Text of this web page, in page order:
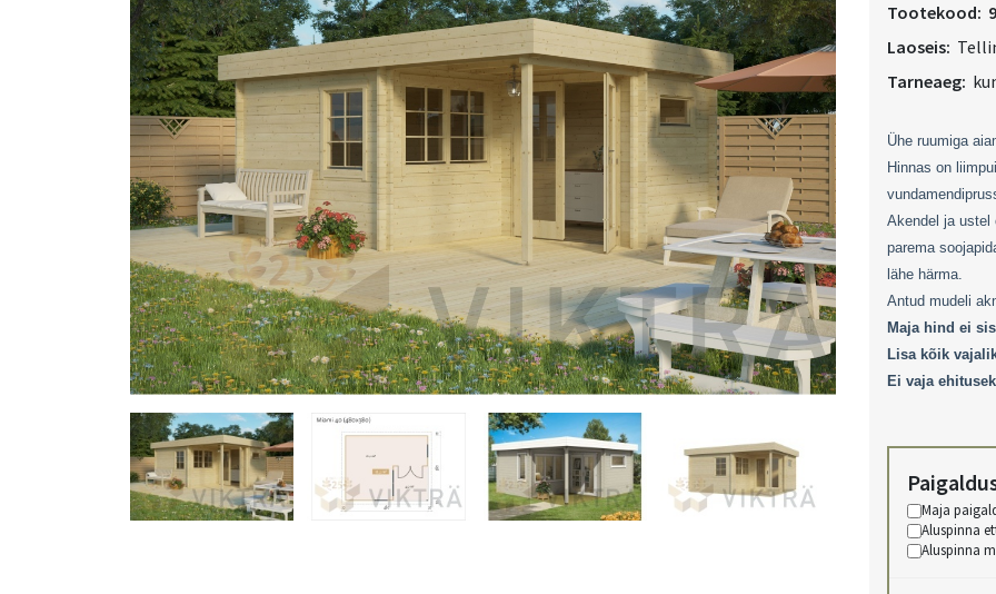
Tootekood:
Laoseis:
Tarneaeg:
Ühe ruumiga
Hinnas on
Akendel ja ustel
parema
lähe härma.
Antud mudeli
Maja hind ei
Lisa kõik
Ei vaja
Maja
Aluspinna
Aluspinna